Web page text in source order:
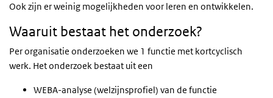
Ook zijn er weinig mogelijkheden voor leren en ontwikkelen.
Waaruit bestaat het onderzoek?
Per organisatie onderzoeken we 1 functie met kortcyclisch
werk. Het onderzoek bestaat uit een
WEBA-analyse (welzijnsprofiel) van de functie